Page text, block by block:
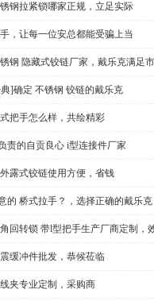
钢拉紧锁哪家正规，立足实际
，让每一位安总都能受骗上当
钢 隐藏式铰链厂家，戴乐克满足
]确定 不锈钢 铰链的戴乐克
把手怎么样，共绘精彩
责的自贡良心 i型连接件厂家
露式铰链使用方便，省钱
的 桥式拉手？，选择正确的戴乐克
回转锁 带l型把手生产厂商定制，
缓冲件批发，恭候莅临
夹专业定制，采购商